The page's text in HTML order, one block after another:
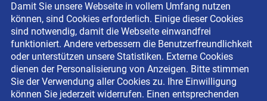
Drainage verlegen
Fassadenreinigung
Terrasse anlegen
Ladenbau
Impressum
Datenschutzerklärung
Newsletter-Anmeldung
Damit Sie unsere Webseite in vollem Umfang nutzen
können, sind Cookies erforderlich. Einige dieser Cookies
sind notwendig, damit die Webseite einwandfrei
funktioniert. Andere verbessern die Benutzerfreundlichkeit
oder unterstützen unsere Statistiken. Externe Cookies
dienen der Personalisierung von Anzeigen. Bitte stimmen
Sie der Verwendung aller Cookies zu. Ihre Einwilligung
können Sie jederzeit widerrufen. Einen entsprechenden